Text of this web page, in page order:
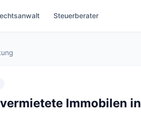
Steuerberater
Immobilen in